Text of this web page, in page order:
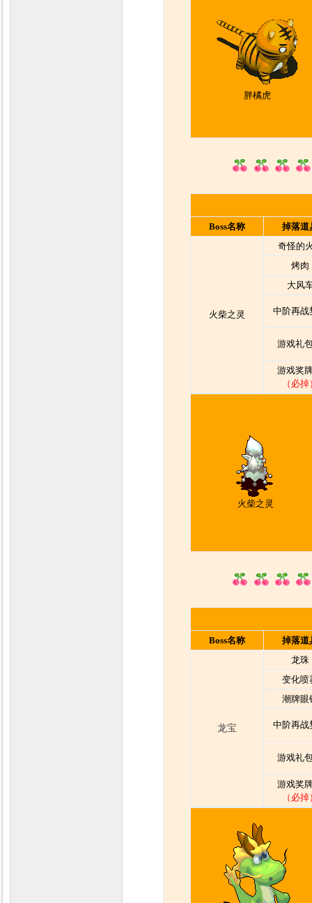
胖橘虎
Boss名称 掉落道
火柴之灵
奇怪的
烤肉
大风
中阶再战
游戏礼
游戏奖
（必
火柴之灵
Boss名称 掉落道
龙宝
龙珠
变化喷
潮牌眼
中阶再战
游戏礼
游戏奖
（必